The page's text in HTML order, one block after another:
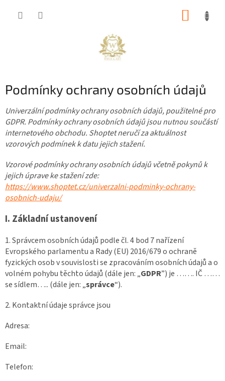
Podmínky ochrany osobních údajů
Univerzální podmínky ochrany osobních údajů, použitelné pro
GDPR. Podmínky ochrany osobních údajů jsou nutnou součástí
internetového obchodu. Shoptet neručí za aktuálnost
vzorových podmínek k datu jejich stažení.
Vzorové podmínky ochrany osobních údajů včetně pokynů k
jejich úprave ke stažení zde:
https://www.shoptet.cz/univerzalni-podminky-ochrany-
osobnich-udaju/
I. Základní ustanovení
1. Správcem osobních údajů podle čl. 4 bod 7 nařízení
Evropského parlamentu a Rady (EU) 2016/679 o ochraně
fyzických osob v souvislosti se zpracováním osobních údajů a o
volném pohybu těchto údajů (dále jen: „GDPR”) je ……. IČ ……
se sídlem….. (dále jen: „správce“).
2. Kontaktní údaje správce jsou
Adresa:
Email:
Telefon: